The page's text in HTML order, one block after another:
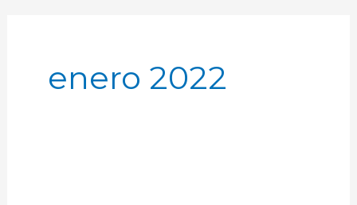
enero 2022